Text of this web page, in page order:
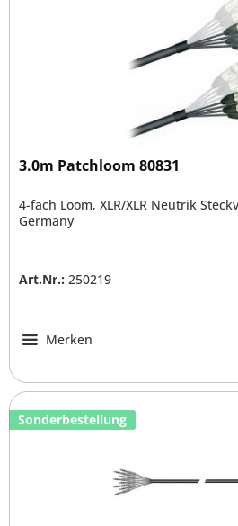
3.0m Patchloom 80831
4-fach Loom, XLR/XLR Neutrik
Germany
Art.Nr.: 250219
Merken
Sonderbestellung